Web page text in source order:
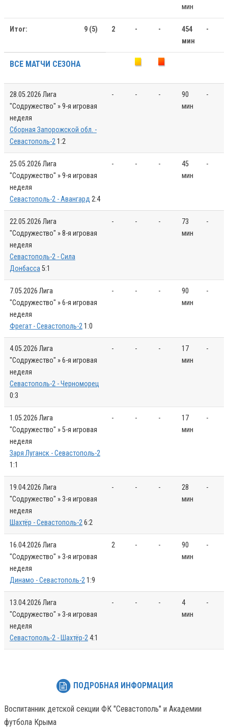
мин
Итог: 9 (5) 2 - -
454
мин
-
ВСЕ МАТЧИ СЕЗОНА
28.05.2026 Лига
"Содружество" » 9-я игровая
неделя
Сборная Запорожской обл. -
Севастополь-21:2
- - -
90
мин
-
25.05.2026 Лига
"Содружество" » 9-я игровая
неделя
Севастополь-2 - Авангард 2:4
- - -
45
мин
-
22.05.2026 Лига
"Содружество" » 8-я игровая
неделя
Севастополь-2 - Сила
Донбасса5:1
- - -
73
мин
-
7.05.2026 Лига
"Содружество" » 6-я игровая
неделя
Фрегат - Севастополь-21:0
- - -
90
мин
-
4.05.2026 Лига
"Содружество" » 6-я игровая
неделя
Севастополь-2 - Черноморец
0:3
- - -
17
мин
-
1.05.2026 Лига
"Содружество" » 5-я игровая
неделя
Заря Луганск - Севастополь-2
1:1
- - -
17
мин
-
19.04.2026 Лига
"Содружество" » 3-я игровая
неделя
Шахтёр - Севастополь-26:2
- - -
28
мин
-
16.04.2026 Лига
"Содружество" » 3-я игровая
неделя
Динамо - Севастополь-21:9
2 - -
90
мин
-
13.04.2026 Лига
"Содружество" » 3-я игровая
неделя
Севастополь-2 - Шахтёр-24:1
- - -
4
мин
-
ПОДРОБНАЯ ИНФОРМАЦИЯ
Воспитанник детской секции ФК "Севастополь" и Академии
футбола Крыма